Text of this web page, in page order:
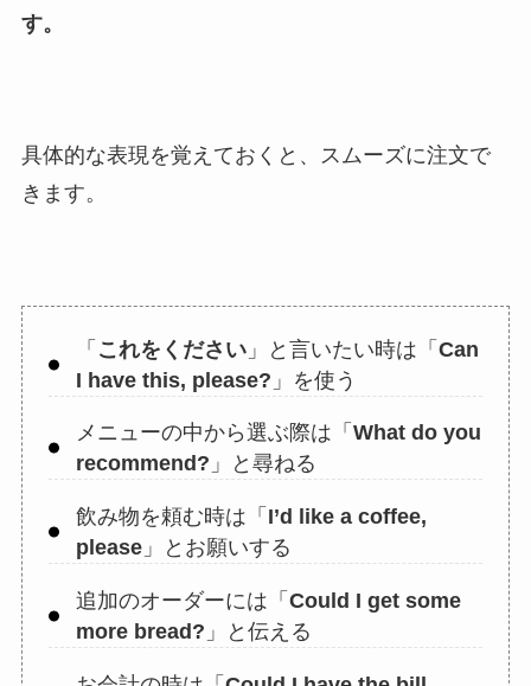
す。
具体的な表現を覚えておくと、スムーズに注文で
きます。
「 これをください」と言いたい時は「 Can
I have this, please? 」を使う
メニューの中から選ぶ際は「 What do you
recommend? 」と尋ねる
飲み物を頼む時は「 I’d like a coffee,
please」とお願いする
追加のオーダーには「 Could I get some
more bread? 」と伝える